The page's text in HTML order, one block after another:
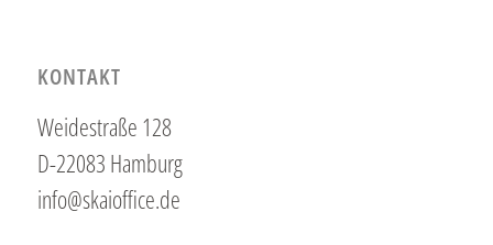
KONTAKT
Weidestraße 128
D-22083 Hamburg
info@skaioffice.de